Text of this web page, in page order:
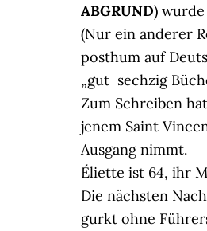
ABGRUND)
(Nur ein anderer
posthum auf
„gut sechzig
Zum Schreiben
jenem Saint
Ausgang nimmt.
Éliette ist 64, ihr
Die nächsten
gurkt ohne